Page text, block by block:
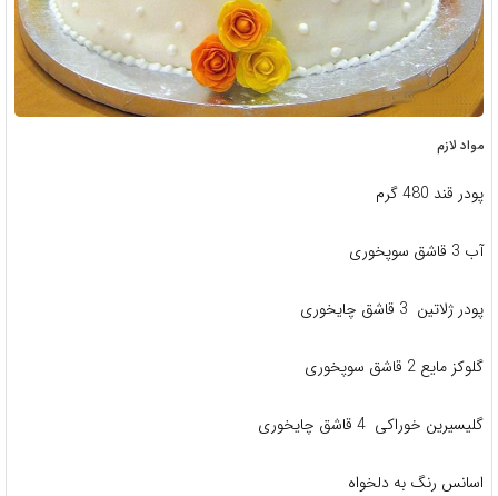
مواد لازم
پودر قند 480 گرم
آب 3 قاشق سوپخوری
پودر ژلاتین 3 قاشق چایخوری
گلوکز مایع 2 قاشق سوپخوری
گلیسیرین خوراکی 4 قاشق چایخوری
اسانس رنگ به دلخواه